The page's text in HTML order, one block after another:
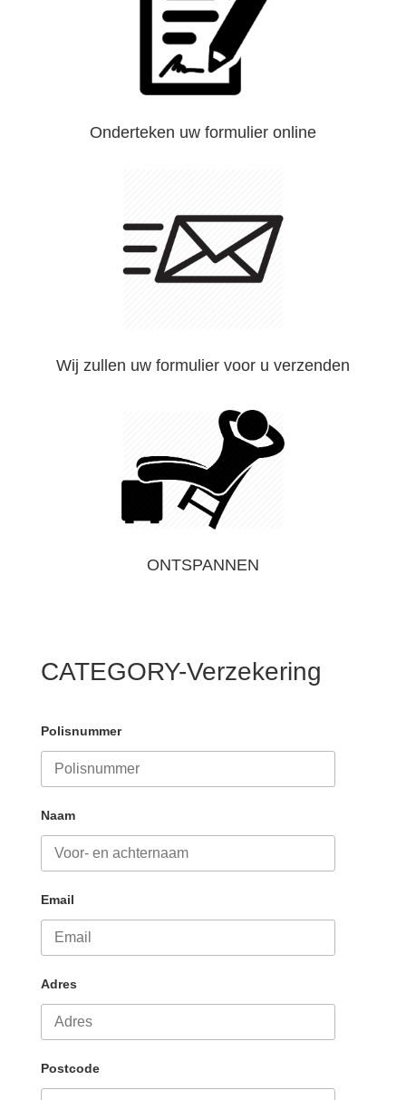
Onderteken uw formulier online
Wij zullen uw formulier voor u verzenden
ONTSPANNEN
CATEGORY-Verzekering
Polisnummer
Naam
Email
Adres
Postcode